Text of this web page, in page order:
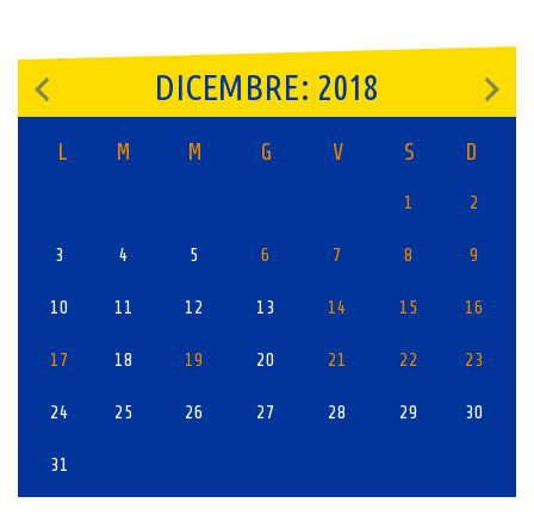
DICEMBRE: 2018
L M M G V S D
1 2
3 4 5 6 7 8 9
10 11 12 13 14 15 16
17 18 19 20 21 22 23
24 25 26 27 28 29 30
31